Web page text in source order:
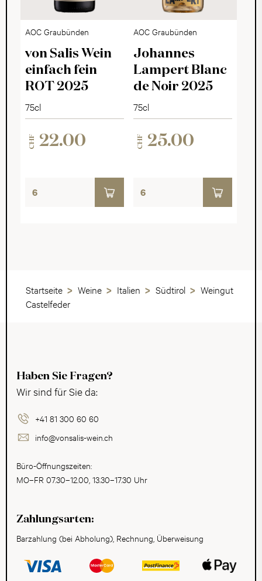
AOC Graubünden
von Salis Wein
einfach fein
ROT 2025
75cl
CHF 22.00
AOC Graubünden
Johannes
Lampert Blanc
de Noir 2025
75cl
CHF 25.00
Startseite Weine Italien Südtirol
Weingut
Castelfeder
Haben Sie Fragen?
Wir sind für Sie da:
+41 81 300 60 60
info@vonsalis-wein.ch
Büro-Öffnungszeiten:
MO–FR 07.30–12.00, 13.30–17.30 Uhr
Zahlungsarten:
Barzahlung (bei Abholung), Rechnung, Überweisung